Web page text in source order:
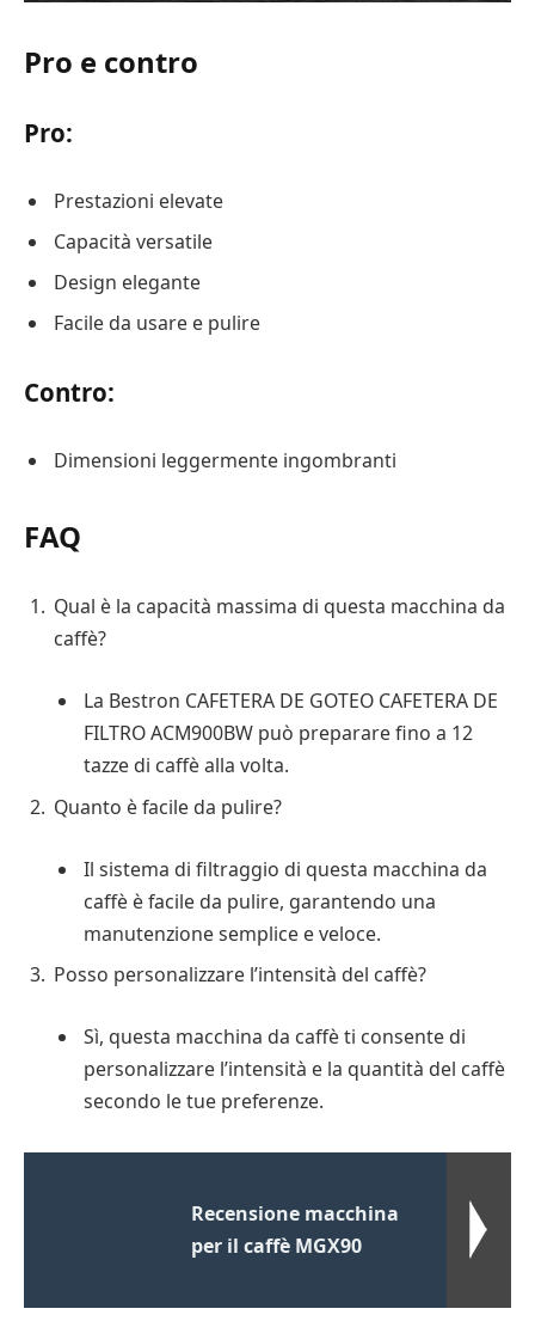
Pro e contro
Pro:
Prestazioni elevate
Capacità versatile
Design elegante
Facile da usare e pulire
Contro:
Dimensioni leggermente ingombranti
FAQ
Qual è la capacità massima di questa macchina da
caffè?
La Bestron CAFETERA DE GOTEO CAFETERA DE
FILTRO ACM900BW può preparare fino a 12
tazze di caffè alla volta.
Quanto è facile da pulire?
Il sistema di filtraggio di questa macchina da
caffè è facile da pulire, garantendo una
manutenzione semplice e veloce.
Posso personalizzare l’intensità del caffè?
Sì, questa macchina da caffè ti consente di
personalizzare l’intensità e la quantità del caffè
secondo le tue preferenze.
Recensione macchina
per il caffè MGX90